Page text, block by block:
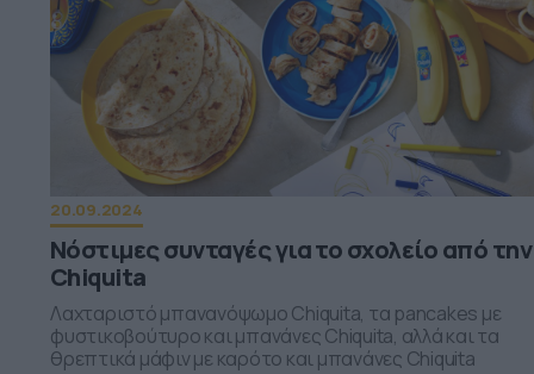
20.09.2024
Νόστιμες συνταγές για το σχολείο από την
Chiquita
Λαχταριστό μπανανόψωμο Chiquita, τα pancakes με
φυστικοβούτυρο και μπανάνες Chiquita, αλλά και τα
θρεπτικά μάφιν με καρότο και μπανάνες Chiquita